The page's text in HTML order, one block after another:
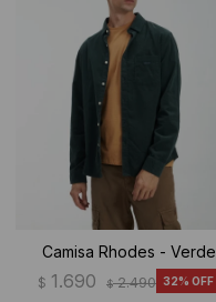
Camisa Rhodes - Verde
$ 1.690 $ 2.490 32